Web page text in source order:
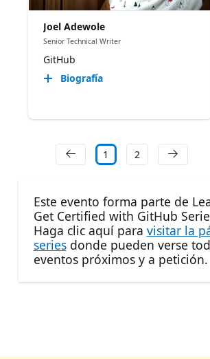
Joel Adewole
Senior Technical Writer
GitHub
Biografía
1 2
Este evento forma parte de
Get Certified with GitHub
Haga clic aquí para visitar la
seriesdonde pueden verse
eventos próximos y a petición.